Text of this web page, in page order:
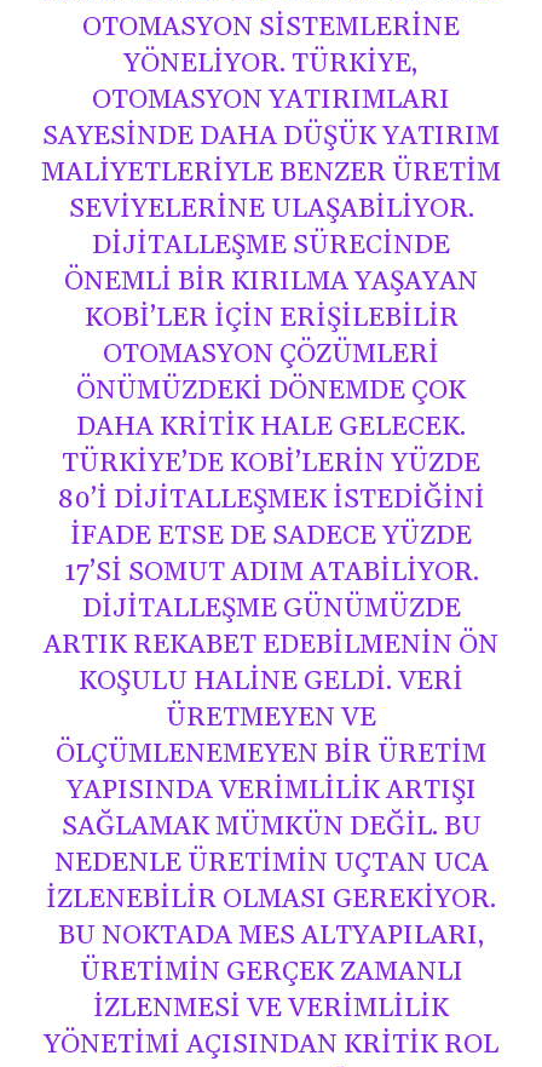
OTOMASYON SISTEMLERINE
YÖNELIYOR. TÜRKIYE,
OTOMASYON YATIRIMLARI
SAYESINDE DAHA DÜŞÜK YATIRIM
MALIYETLERIYLE BENZER ÜRETIM
SEVIYELERINE ULAŞABILIYOR.
DIJITALLEŞME SÜRECINDE
ÖNEMLI BIR KIRILMA YAŞAYAN
KOBİ’LER IÇIN ERIŞILEBILIR
OTOMASYON ÇÖZÜMLERI
ÖNÜMÜZDEKI DÖNEMDE ÇOK
DAHA KRITIK HALE GELECEK.
TÜRKIYE’DE KOBİ’LERIN YÜZDE
80’I DIJITALLEŞMEK ISTEDIĞINI
IFADE ETSE DE SADECE YÜZDE
17’SI SOMUT ADIM ATABILIYOR.
DIJITALLEŞME GÜNÜMÜZDE
ARTIK REKABET EDEBILMENIN ÖN
KOŞULU HALINE GELDI. VERI
ÜRETMEYEN VE
ÖLÇÜMLENEMEYEN BIR ÜRETIM
YAPISINDA VERIMLILIK ARTIŞI
SAĞLAMAK MÜMKÜN DEĞIL. BU
NEDENLE ÜRETIMIN UÇTAN UCA
IZLENEBILIR OLMASI GEREKIYOR.
BU NOKTADA MES ALTYAPILARI,
ÜRETIMIN GERÇEK ZAMANLI
IZLENMESI VE VERIMLILIK
YÖNETIMI AÇISINDAN KRITIK ROL